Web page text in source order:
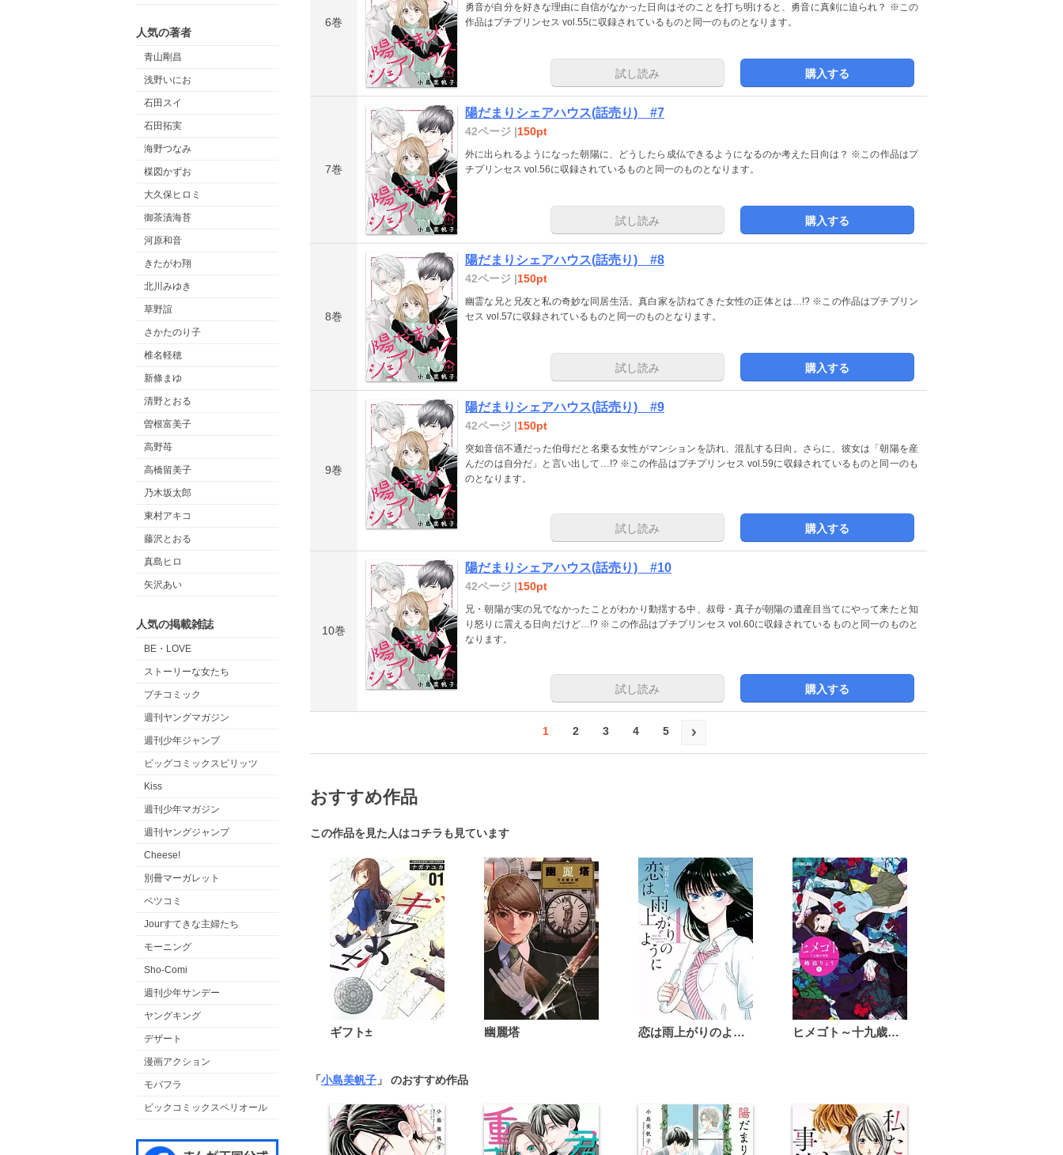
人気の著者
青山剛昌
浅野いにお
石田スイ
石田拓実
海野つなみ
楳図かずお
大久保ヒロミ
御茶漬海苔
河原和音
きたがわ翔
北川みゆき
草野誼
さかたのり子
椎名軽穂
新條まゆ
清野とおる
曽根富美子
高野苺
高橋留美子
乃木坂太郎
東村アキコ
藤沢とおる
真島ヒロ
矢沢あい
人気の掲載雑誌
BE・LOVE
ストーリーな女たち
プチコミック
週刊ヤングマガジン
週刊少年ジャンプ
ビッグコミックスピリッツ
Kiss
週刊少年マガジン
週刊ヤングジャンプ
Cheese!
別冊マーガレット
ベツコミ
Jourすてきな主婦たち
モーニング
Sho-Comi
週刊少年サンデー
ヤングキング
デザート
漫画アクション
モバフラ
ビックコミックスペリオール
6巻
勇音が自分を好きな理由に自信がなかった日向はそのことを打ち明けると、勇音に真剣に迫られ？ ※この
作品はプチプリンセス vol.55に収録されているものと同一のものとなります。
試し読み 購入する
7巻
陽だまりシェアハウス(話売り) #7
42ページ |150pt
外に出られるようになった朝陽に、どうしたら成仏できるようになるのか考えた日向は？ ※この作品はプ
チプリンセス vol.56に収録されているものと同一のものとなります。
試し読み 購入する
8巻
陽だまりシェアハウス(話売り) #8
42ページ |150pt
幽霊な兄と兄友と私の奇妙な同居生活。真白家を訪ねてきた女性の正体とは…!? ※この作品はプチプリン
セス vol.57に収録されているものと同一のものとなります。
試し読み 購入する
9巻
陽だまりシェアハウス(話売り) #9
42ページ |150pt
突如音信不通だった伯母だと名乗る女性がマンションを訪れ、混乱する日向。さらに、彼女は「朝陽を産
んだのは自分だ」と言い出して…!? ※この作品はプチプリンセス vol.59に収録されているものと同一のも
のとなります。
試し読み 購入する
10巻
陽だまりシェアハウス(話売り) #10
42ページ |150pt
兄・朝陽が実の兄でなかったことがわかり動揺する中、叔母・真子が朝陽の遺産目当てにやって来たと知
り怒りに震える日向だけど…!? ※この作品はプチプリンセス vol.60に収録されているものと同一のものと
なります。
試し読み 購入する
1 2 3 4 5
おすすめ作品
この作品を見た人はコチラも見ています
ギフト± 幽麗塔 恋は雨上がりのように ヒメゴト～十九歳の制服～
「小島美帆子 」 のおすすめ作品